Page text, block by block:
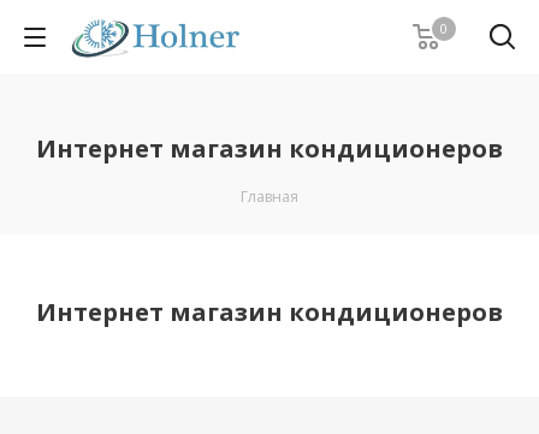
0
Интернет магазин кондиционеров
Главная
Интернет магазин кондиционеров